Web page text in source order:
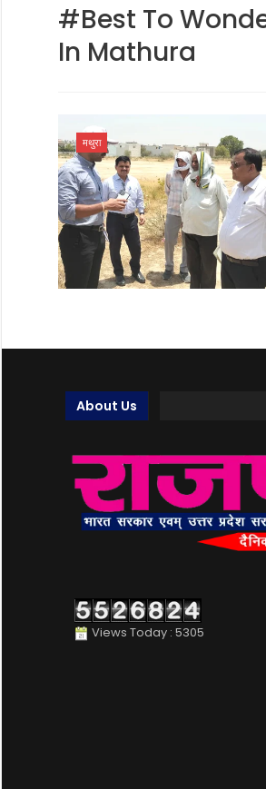
#Best To
In Mathura
मथुरा
About Us
Views Today : 5305